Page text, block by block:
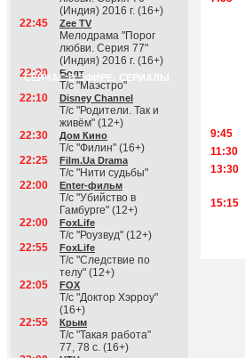
(Индия) 2016 г. (16+)
22:45
Zee TV
Мелодрама "Порог
любви. Серия 77"
(Индия) 2016 г. (16+)
СЕЙЧАС В ЭФИРЕ: СЕРИАЛЫ
22:20 Болт
Т/с "Маэстро"
22:10
Disney Channel
Т/с "Родители. Так и
живём" (12+)
22:30
Дом Кино
Т/с "Филин" (16+)
22:25
Film.Ua Drama
Т/с "Нити судьбы"
22:00
Enter-фильм
Т/с "Убийство в
Гамбурге" (12+)
22:00
FoxLife
Т/с "Роузвуд" (12+)
22:55
FoxLife
Т/с "Следствие по
телу" (12+)
22:05
FOX
Т/с "Доктор Хэрроу"
(16+)
22:55
Крым
Т/с "Такая работа"
77, 78 с. (16+)
9:45
11:30
13:30
15:15